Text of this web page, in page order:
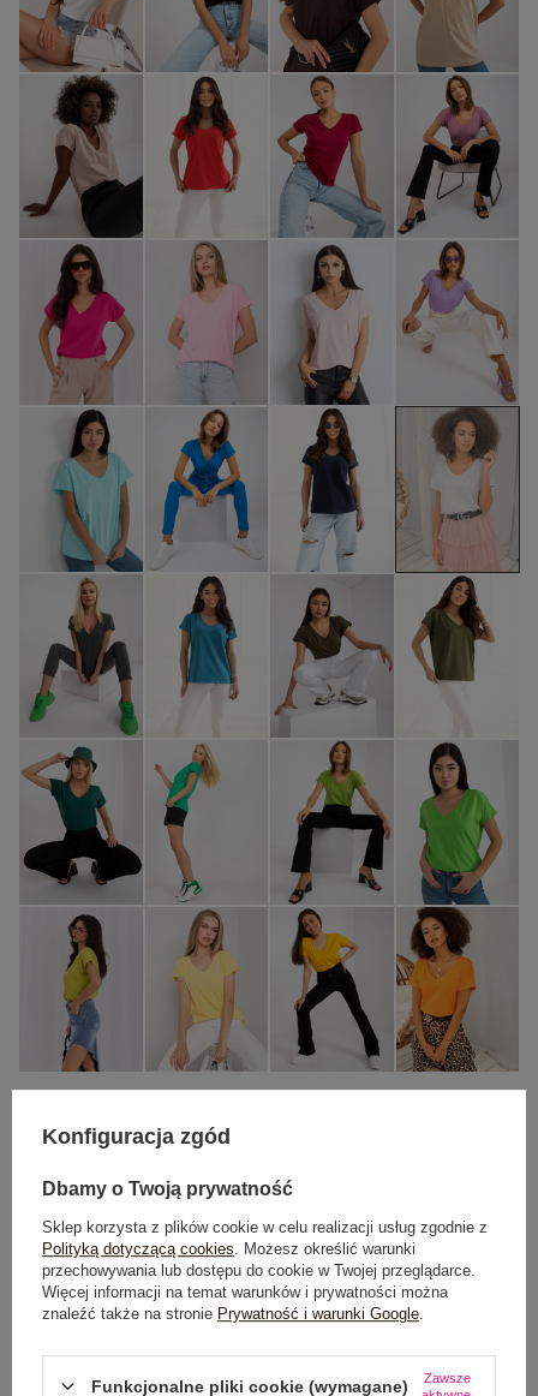
XS S
TABELA ROZMIARÓW
POWIADOM O DOSTĘPNOŚCI
Konfiguracja zgód
Dbamy o Twoją prywatność
Sklep korzysta z plików cookie w celu realizacji usług zgodnie z
Polityką dotyczącą cookies . Możesz określić warunki
przechowywania lub dostępu do cookie w Twojej przeglądarce.
Więcej informacji na temat warunków i prywatności można
znaleźć także na stronie Prywatność i warunki Google
Funkcjonalne pliki cookie (wymagane)
Zawsze